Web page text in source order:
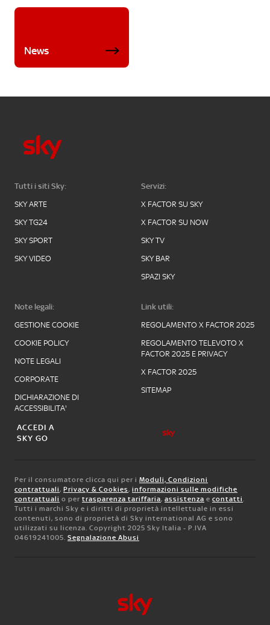
News
Tutti i siti Sky:
SKY ARTE
SKY TG24
SKY SPORT
SKY VIDEO
Servizi:
X FACTOR SU SKY
X FACTOR SU NOW
SKY TV
SKY BAR
SPAZI SKY
Note legali:
GESTIONE COOKIE
COOKIE POLICY
NOTE LEGALI
CORPORATE
DICHIARAZIONE DI
ACCESSIBILITA'
Link utili:
REGOLAMENTO X FACTOR 2025
REGOLAMENTO TELEVOTO X
FACTOR 2025 E PRIVACY
X FACTOR 2025
SITEMAP
ACCEDI A
SKY GO
Per il consumatore clicca qui per i Moduli, Condizioni
contrattuali, Privacy & Cookies, informazioni sulle modifiche
contrattuali o per trasparenza tariffaria, assistenza e contatti.
Tutti i marchi Sky e i diritti di proprietà intellettuale in essi
contenuti, sono di proprietà di Sky international AG e sono
utilizzati su licenza. Copyright 2025 Sky Italia - P.IVA
04619241005. Segnalazione Abusi